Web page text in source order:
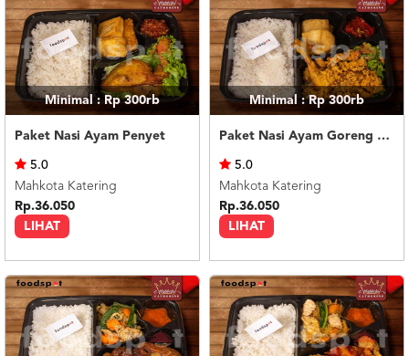
Minimal : Rp 300rb
Paket Nasi Ayam Penyet
LIHAT
5.0
Mahkota Katering
Rp.36.050
Minimal : Rp 300rb
Paket Nasi Ayam Goreng Kremes
LIHAT
5.0
Mahkota Katering
Rp.36.050